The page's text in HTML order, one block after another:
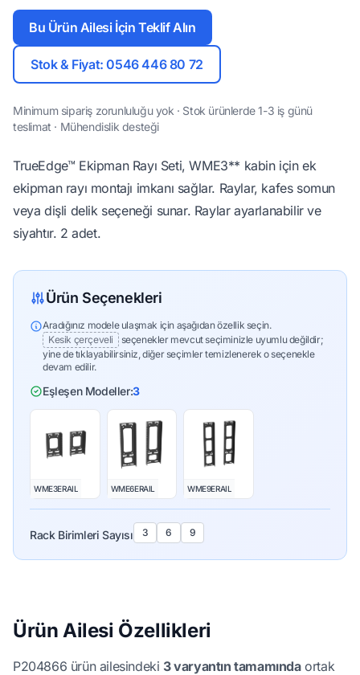
Bu Ürün Ailesi İçin Teklif Alın
Stok & Fiyat: 0546 446 80 72
Minimum sipariş zorunluluğu yok · Stok ürünlerde 1-3 iş günü
teslimat · Mühendislik desteği
TrueEdge™ Ekipman Rayı Seti, WME3** kabin için ek
ekipman rayı montajı imkanı sağlar. Raylar, kafes somun
veya dişli delik seçeneği sunar. Raylar ayarlanabilir ve
siyahtır. 2 adet.
Ürün Seçenekleri
Aradığınız modele ulaşmak için aşağıdan özellik seçin.
Kesik çerçeveli
seçenekler mevcut seçiminizle uyumlu değildir;
yine de tıklayabilirsiniz, diğer seçimler temizlenerek o seçenekle
devam edilir.
Eşleşen Modeller:3
WME3ERAIL WME6ERAIL WME9ERAIL
Rack Birimleri Sayısı 3 6 9
Ürün Ailesi Özellikleri
P204866 ürün ailesindeki 3 varyantın tamamındaortak